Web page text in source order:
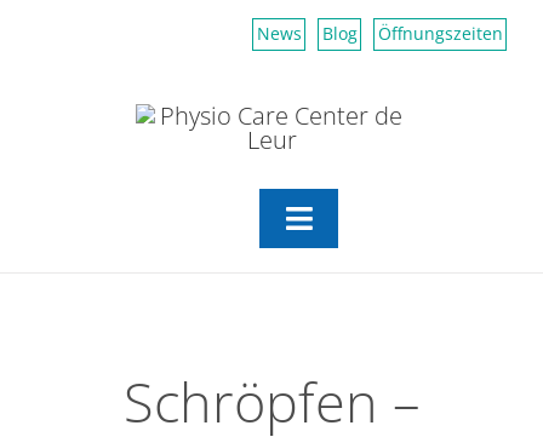
News Blog Öffnungszeiten
Toggle
Schröpfen –